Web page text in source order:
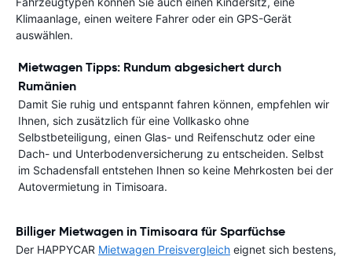
Klimaanlage, einen weitere Fahrer oder ein GPS-Gerät
auswählen.
Mietwagen Tipps: Rundum abgesichert durch
Rumänien
Damit Sie ruhig und entspannt fahren können, empfehlen wir
Ihnen, sich zusätzlich für eine Vollkasko ohne
Selbstbeteiligung, einen Glas- und Reifenschutz oder eine
Dach- und Unterbodenversicherung zu entscheiden. Selbst
im Schadensfall entstehen Ihnen so keine Mehrkosten bei der
Autovermietung in Timisoara.
Billiger Mietwagen in Timisoara für Sparfüchse
Der HAPPYCAR Mietwagen Preisvergleich eignet sich bestens,